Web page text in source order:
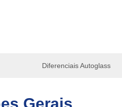
Diferenciais Autoglass
Gerais